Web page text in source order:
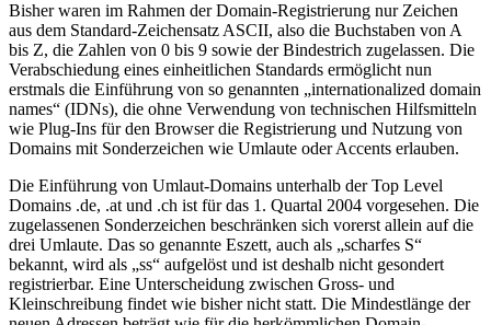
Bisher waren im Rahmen der Domain-Registrierung nur Zeichen
aus dem Standard-Zeichensatz ASCII, also die Buchstaben von A
bis Z, die Zahlen von 0 bis 9 sowie der Bindestrich zugelassen. Die
Verabschiedung eines einheitlichen Standards ermöglicht nun
erstmals die Einführung von so genannten „internationalized domain
names“ (IDNs), die ohne Verwendung von technischen Hilfsmitteln
wie Plug-Ins für den Browser die Registrierung und Nutzung von
Domains mit Sonderzeichen wie Umlaute oder Accents erlauben.
Die Einführung von Umlaut-Domains unterhalb der Top Level
Domains .de, .at und .ch ist für das 1. Quartal 2004 vorgesehen. Die
zugelassenen Sonderzeichen beschränken sich vorerst allein auf die
drei Umlaute. Das so genannte Eszett, auch als „scharfes S“
bekannt, wird als „ss“ aufgelöst und ist deshalb nicht gesondert
registrierbar. Eine Unterscheidung zwischen Gross- und
Kleinschreibung findet wie bisher nicht statt. Die Mindestlänge der